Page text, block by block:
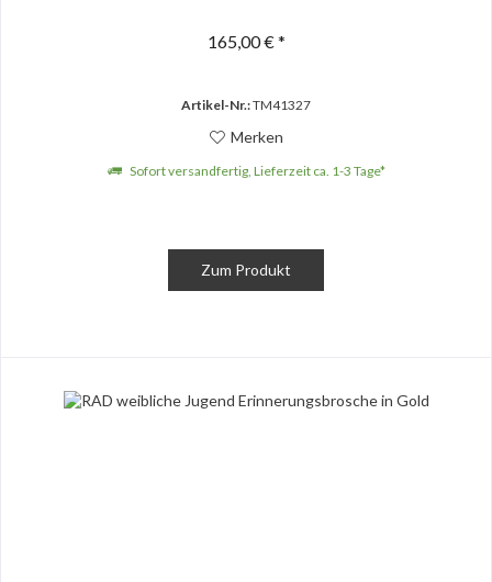
165,00 € *
Artikel-Nr.:TM41327
Merken
Sofort versandfertig, Lieferzeit ca. 1-3 Tage*
Zum Produkt